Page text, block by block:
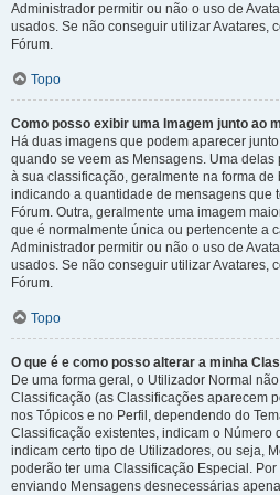
Administrador permitir ou não o uso de
usados. Se não conseguir utilizar Avatares,
Fórum.
Topo
Como posso exibir uma Imagem junto ao
Há duas imagens que podem aparecer
quando se veem as Mensagens. Uma
à sua classificação, geralmente na forma
indicando a quantidade de mensagens que
Fórum. Outra, geralmente uma imagem
que é normalmente única ou pertencente a
Administrador permitir ou não o uso de
usados. Se não conseguir utilizar Avatares,
Fórum.
Topo
O que é e como posso alterar a minha
De uma forma geral, o Utilizador Normal
Classificação (as Classificações aparecem
nos Tópicos e no Perfil, dependendo do
Classificação existentes, indicam o Número
indicam certo tipo de Utilizadores, ou seja,
poderão ter uma Classificação Especial.
enviando Mensagens desnecessárias